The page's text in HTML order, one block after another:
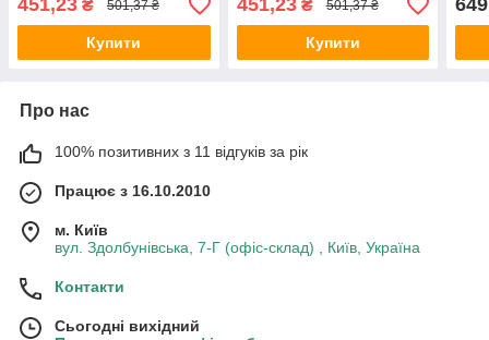
451,23 ₴ 501,37 ₴
Купити
451,23₴ 501,37 ₴
Купити
Про нас
100% позитивних з 11 відгуків за рік
Працює з 16.10.2010
м. Київ
вул. Здолбунівська, 7-Г (офіс-склад) , Київ, Україна
Контакти
Сьогодні вихідний